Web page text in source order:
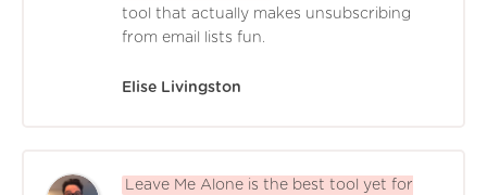
tool that actually makes unsubscribing
from email lists fun.
Elise Livingston
Leave Me Alone is the best tool yet for